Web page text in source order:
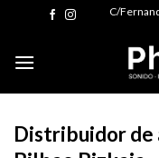
content
C/
Distribuidor de